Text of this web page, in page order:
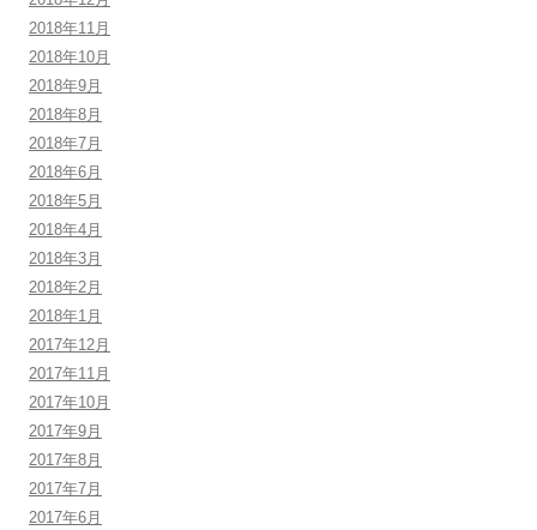
2018年11月
2018年10月
2018年9月
2018年8月
2018年7月
2018年6月
2018年5月
2018年4月
2018年3月
2018年2月
2018年1月
2017年12月
2017年11月
2017年10月
2017年9月
2017年8月
2017年7月
2017年6月